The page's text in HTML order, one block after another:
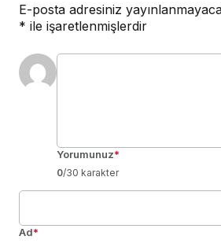
E-posta adresiniz
* ile işaretlenmişlerdir
Yorumunuz*
0/30 karakter
Ad*